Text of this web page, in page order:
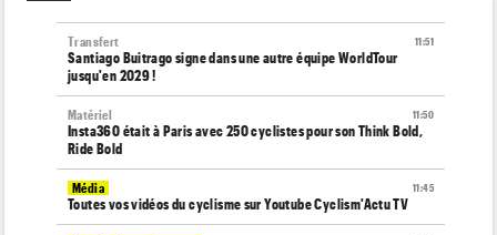
11:51
Transfert
Santiago Buitrago signe dans une autre équipe WorldTour
jusqu'en 2029 !
11:50
Matériel
Insta360 était à Paris avec 250 cyclistes pour son Think Bold,
Ride Bold
11:45
Média
Toutes vos vidéos du cyclisme sur Youtube Cyclism'Actu TV